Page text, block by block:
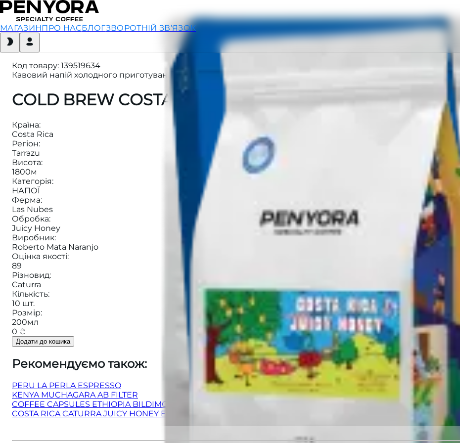
МАГАЗИНПРО НАСБЛОГЗВОРОТНІЙ ЗВ’ЯЗОК
Код товару: 139519634
Кавовий напій холодного приготування, настояний 18 годин. В смаку відчуєте ананас, вишню, віскі, персик,
COLD BREW COSTA RICA JUICY HONEY 10PSC
Країна:
Costa Rica
Регіон:
Tarrazu
Висота:
1800м
Категорія:
НАПОЇ
Ферма:
Las Nubes
Обробка:
Juicy Honey
Виробник:
Roberto Mata Naranjo
Оцінка якості:
89
Різновид:
Caturra
Кількість:
10 шт.
Розмір:
200мл
0 ₴
Додати до кошика
Рекомендуємо також:
PERU LA PERLA ESPRESSO
KENYA MUCHAGARA AB FILTER
COFFEE CAPSULES ETHIOPIA BILDIMO DECAF
COSTA RICA CATURRA JUICY HONEY ESPRESSO